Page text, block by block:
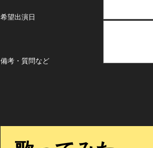
希望出演日
備考・質問など